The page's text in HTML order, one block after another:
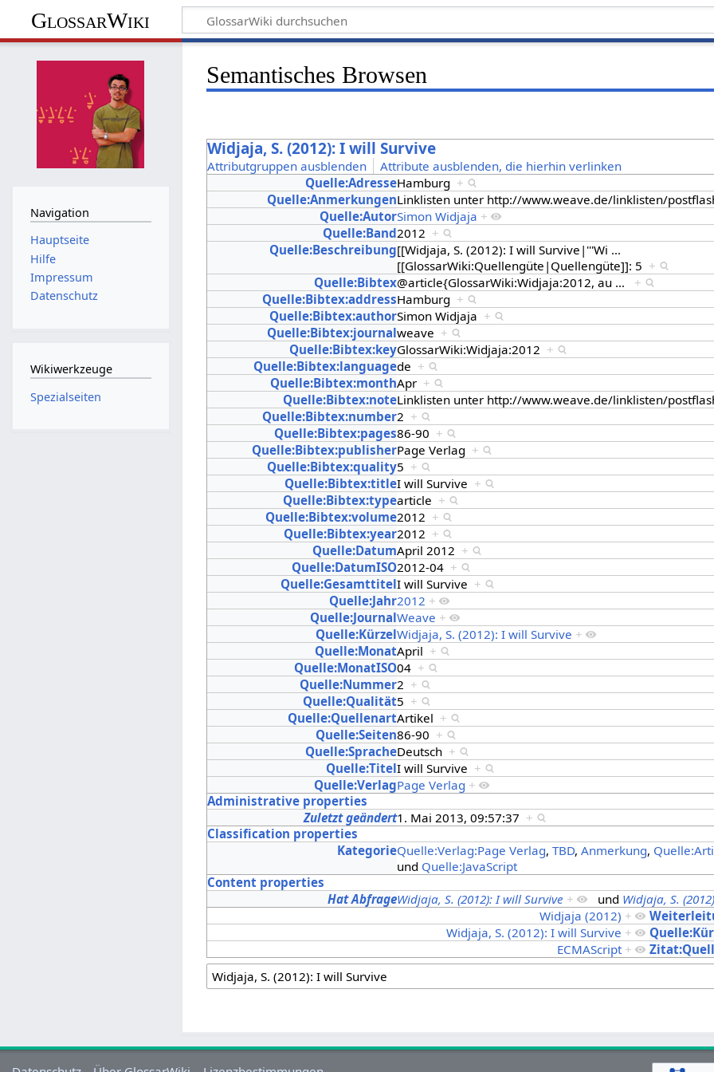
GlossarWiki
Semantisches Browsen
Widjaja, S. (2012): I will Survive
Attributgruppen ausblenden
Attribute ausblenden, die hierhin verlinken
Quelle:AdresseHamburg +
Quelle:AnmerkungenLinklisten unter http://www.weave.de/linklisten/
Quelle:AutorSimon Widjaja +
Quelle:Band2012 +
Quelle:Beschreibung[[Widjaja, S. (2012): I will Survive|'''Wi …
[[GlossarWiki:Quellengüte|Quellengüte]]: 5 +
Quelle:Bibtex@article{GlossarWiki:Widjaja:2012, au …
+
Quelle:Bibtex:addressHamburg +
Quelle:Bibtex:authorSimon Widjaja +
Quelle:Bibtex:journalweave +
Quelle:Bibtex:keyGlossarWiki:Widjaja:2012 +
Quelle:Bibtex:languagede +
Quelle:Bibtex:monthApr +
Quelle:Bibtex:noteLinklisten unter http://www.weave.de/linklisten/
Quelle:Bibtex:number2 +
Quelle:Bibtex:pages86-90 +
Quelle:Bibtex:publisherPage Verlag +
Quelle:Bibtex:quality5 +
Quelle:Bibtex:titleI will Survive +
Quelle:Bibtex:typearticle +
Quelle:Bibtex:volume2012 +
Quelle:Bibtex:year2012 +
Quelle:DatumApril 2012 +
Quelle:DatumISO2012-04 +
Quelle:GesamttitelI will Survive +
Quelle:Jahr2012 +
Quelle:JournalWeave +
Quelle:KürzelWidjaja, S. (2012): I will Survive +
Quelle:MonatApril +
Quelle:MonatISO04 +
Quelle:Nummer2 +
Quelle:Qualität5 +
Quelle:QuellenartArtikel +
Quelle:Seiten86-90 +
Quelle:SpracheDeutsch +
Quelle:TitelI will Survive +
Quelle:VerlagPage Verlag +
Administrative properties
Zuletzt geändert1. Mai 2013, 09:57:37 +
Classification properties
KategorieQuelle:Verlag:Page Verlag,TBD,Anmerkung,
und Quelle:JavaScript
Content properties
Hat AbfrageWidjaja, S. (2012): I will Survive + und Widjaja, S.
Widjaja (2012) +
Widjaja, S. (2012): I will Survive +
ECMAScript +
Navigation
Hauptseite
Hilfe
Impressum
Datenschutz
Wikiwerkzeuge
Spezialseiten